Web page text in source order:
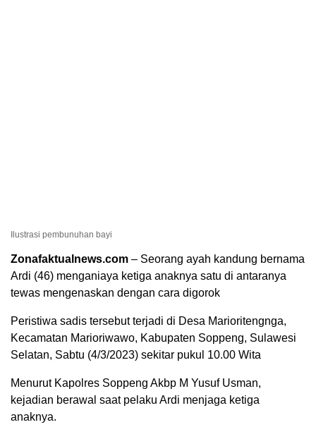
Ilustrasi pembunuhan bayi
Zonafaktualnews.com – Seorang ayah kandung bernama
Ardi (46) menganiaya ketiga anaknya satu di antaranya
tewas mengenaskan dengan cara digorok
Peristiwa sadis tersebut terjadi di Desa Marioritengnga,
Kecamatan Marioriwawo, Kabupaten Soppeng, Sulawesi
Selatan, Sabtu (4/3/2023) sekitar pukul 10.00 Wita
Menurut Kapolres Soppeng Akbp M Yusuf Usman,
kejadian berawal saat pelaku Ardi menjaga ketiga
anaknya.